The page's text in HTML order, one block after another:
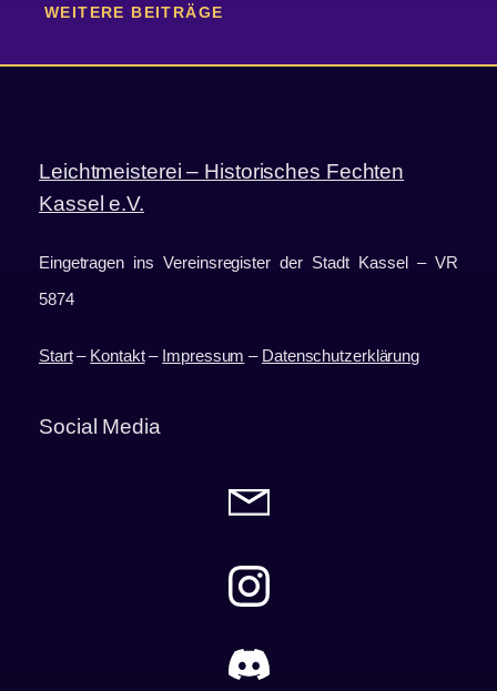
WEITERE BEITRÄGE
Leichtmeisterei – Historisches Fechten
Kassel e.V.
Eingetragen ins Vereinsregister der Stadt Kassel – VR
5874
Start– Kontakt– Impressum – Datenschutzerklärung
Social Media